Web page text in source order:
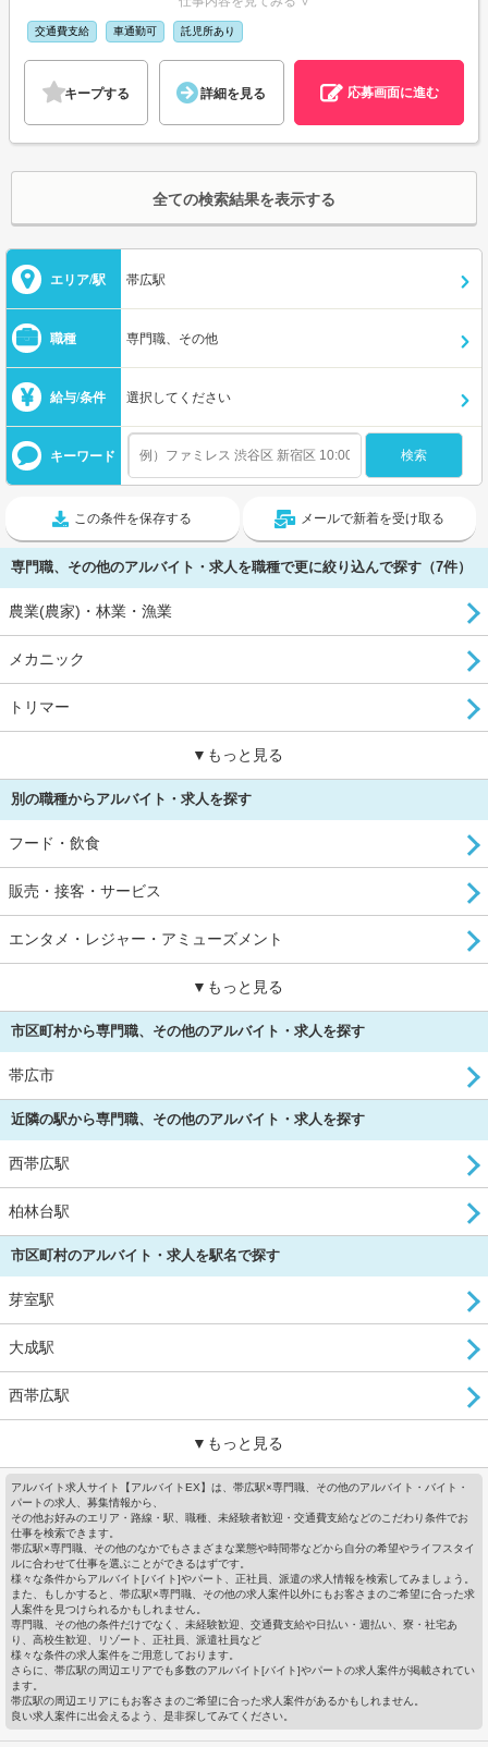
交通費支給 車通勤可 託児所あり
キープする 詳細を見る 応募画面に進む
全ての検索結果を表示する
エリア/駅 帯広駅
職種 専門職、その他
給与/条件 選択してください
キーワード
この条件を保存する メールで新着を受け取る
専門職、その他のアルバイト・求人を職種で更に絞り込んで探す（7件）
農業(農家)・林業・漁業
メカニック
トリマー
▼もっと見る
別の職種からアルバイト・求人を探す
フード・飲食
販売・接客・サービス
エンタメ・レジャー・アミューズメント
▼もっと見る
市区町村から専門職、その他のアルバイト・求人を探す
帯広市
近隣の駅から専門職、その他のアルバイト・求人を探す
西帯広駅
柏林台駅
市区町村のアルバイト・求人を駅名で探す
芽室駅
大成駅
西帯広駅
▼もっと見る
アルバイト求人サイト【アルバイトEX】は、帯広駅×専門職、その他のアルバイト・バイト・
パートの求人、募集情報から、
その他お好みのエリア・路線・駅、職種、未経験者歓迎・交通費支給などのこだわり条件でお
仕事を検索できます。
帯広駅×専門職、その他のなかでもさまざまな業態や時間帯などから自分の希望やライフスタイ
ルに合わせて仕事を選ぶことができるはずです。
様々な条件からアルバイト[バイト]やパート、正社員、派遣の求人情報を検索してみましょう。
また、もしかすると、帯広駅×専門職、その他の求人案件以外にもお客さまのご希望に合った求
人案件を見つけられるかもしれません。
専門職、その他の条件だけでなく、未経験歓迎、交通費支給や日払い・週払い、寮・社宅あ
り、高校生歓迎、リゾート、正社員、派遣社員など
様々な条件の求人案件をご用意しております。
さらに、帯広駅の周辺エリアでも多数のアルバイト[バイト]やパートの求人案件が掲載されてい
ます。
帯広駅の周辺エリアにもお客さまのご希望に合った求人案件があるかもしれません。
良い求人案件に出会えるよう、是非探してみてください。